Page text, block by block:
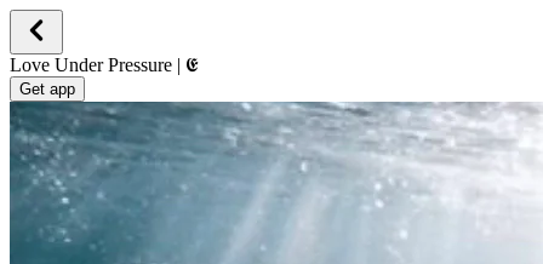
Love Under Pressure | 𝕰
Get app